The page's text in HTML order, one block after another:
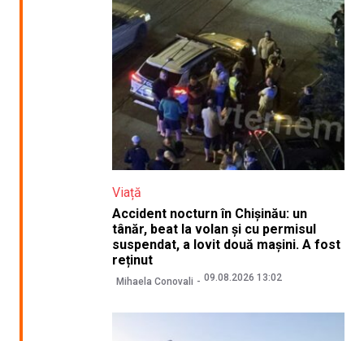
Viață
Accident nocturn în Chișinău: un
tânăr, beat la volan și cu permisul
suspendat, a lovit două mașini. A fost
reținut
Mihaela Conovali 09.08.2026 13:02